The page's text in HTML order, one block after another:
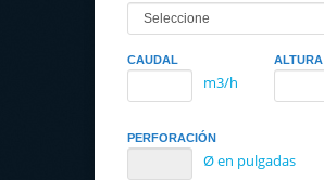
CAUDAL
m3/h
ALTURA
PERFORACIÓN
Ø en pulgadas